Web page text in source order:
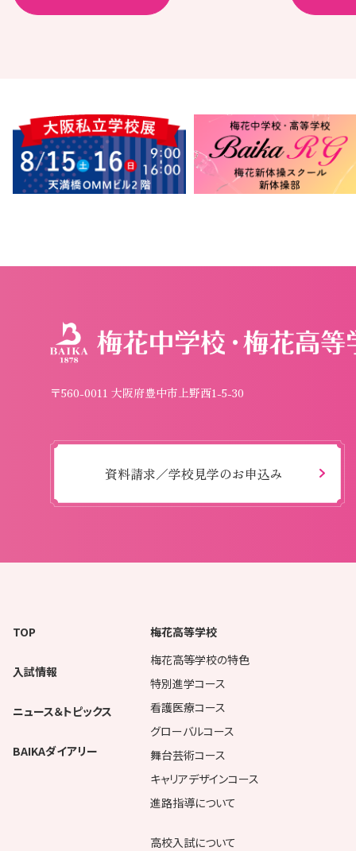
〒560-0011 大阪府豊中市上野西1-5-30
資料請求／学校見学のお申込み
TOP
入試情報
ニュース＆トピックス
BAIKAダイアリー
梅花高等学校
梅花高等学校の特色
特別進学コース
看護医療コース
グローバルコース
舞台芸術コース
キャリアデザインコース
進路指導について
高校入試について